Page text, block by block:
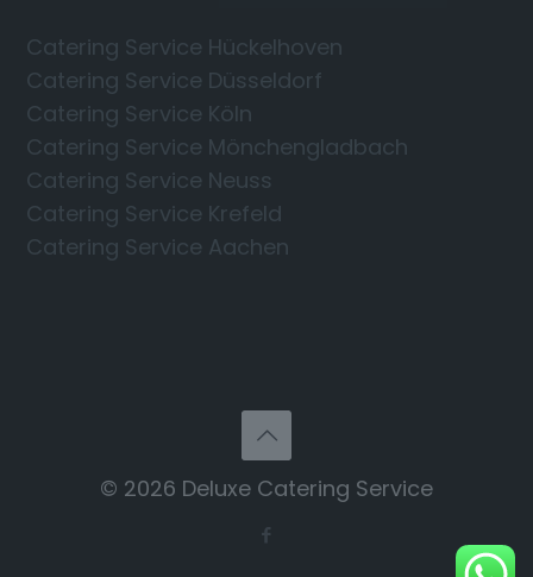
Catering Service Hückelhoven
Catering Service Düsseldorf
Catering Service Köln
Catering Service Mönchengladbach
Catering Service Neuss
Catering Service Krefeld
Catering Service Aachen
© 2026 Deluxe Catering Service